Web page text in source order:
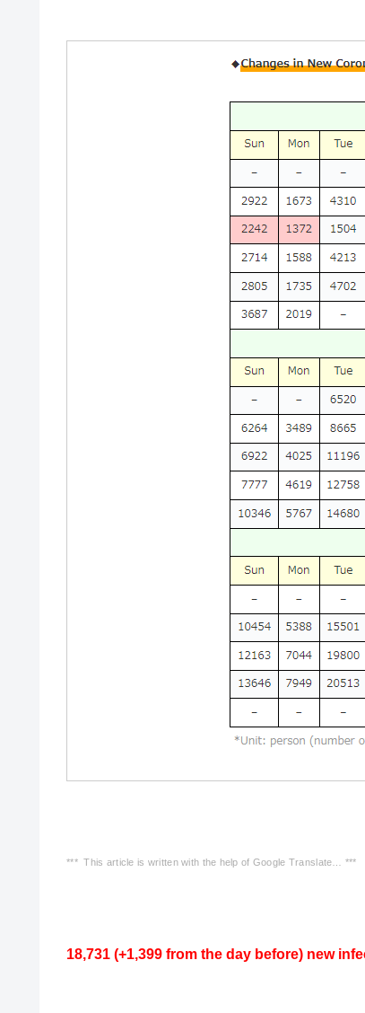
*** This article is written with the help of Google Translate… ***
18,731 (+1,399 from the day before) new